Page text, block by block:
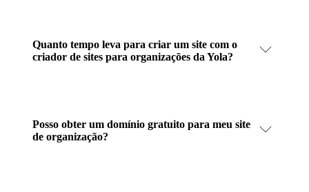
Quanto tempo leva para criar um site com o
criador de sites para organizações da Yola?
Posso obter um domínio gratuito para meu site
de organização?